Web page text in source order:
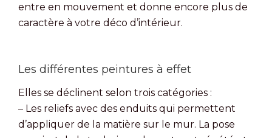
entre en mouvement et donne encore plus de
caractère à votre déco d’intérieur.
Les différentes peintures à effet
Elles se déclinent selon trois catégories :
– Les reliefs avec des enduits qui permettent
d’appliquer de la matière sur le mur. La pose